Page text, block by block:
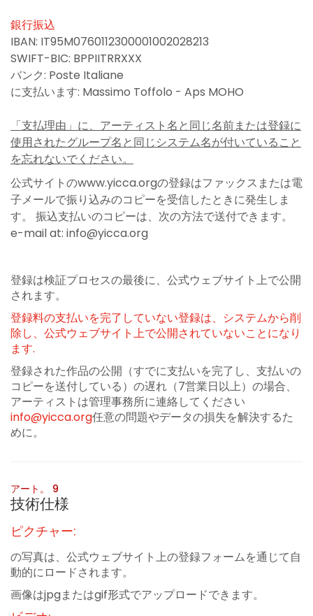
銀行振込
IBAN: IT95M0760112300001002028213
SWIFT-BIC: BPPIITRRXXX
バンク: Poste Italiane
に支払います: Massimo Toffolo - Aps MOHO
「支払理由」に、アーティスト名と同じ名前または登録に
使用されたグループ名と同じシステム名が付いていること
を忘れないでください。
公式サイトのwww.yicca.orgの登録はファックスまたは電
子メールで振り込みのコピーを受信したときに発生しま
す。 振込支払いのコピーは、次の方法で送付できます。
e-mail at: info@yicca.org
登録は検証プロセスの最後に、公式ウェブサイト上で公開
されます。
登録料の支払いを完了していない登録は、システムから削
除し、公式ウェブサイト上で公開されていないことになり
ます.
登録された作品の公開（すでに支払いを完了し、支払いの
コピーを送付している）の遅れ（7営業日以上）の場合、
アーティストは管理事務所に連絡してください
info@yicca.org任意の問題やデータの損失を解決するた
めに。
アート。 9
技術仕様
ピクチャー:
の写真は、公式ウェブサイト上の登録フォームを通じて自
動的にロードされます。
画像はjpgまたはgif形式でアップロードできます。